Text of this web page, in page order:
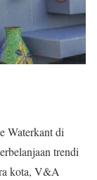
Waterkant di
trendi
kota, V&A